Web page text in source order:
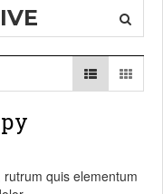
quis elementum